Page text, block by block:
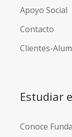
Apoyo Social
Contacto
Clientes-
Estudiar
Conoce